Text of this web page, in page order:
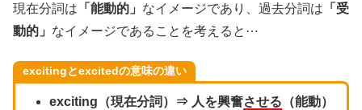
現在分詞は 「能動的」 なイメージであり、過去分詞は 「受
動的」 なイメージであることを考えると⋯
excitingとexcitedの意味の違い
exciting（現在分詞）⇒ 人を興奮させる （能動）